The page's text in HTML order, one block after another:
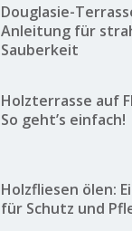
Douglasie-
Anleitung für
Sauberkeit
Holzterrasse auf
So geht’s einfach!
Holzfliesen ölen:
für Schutz und